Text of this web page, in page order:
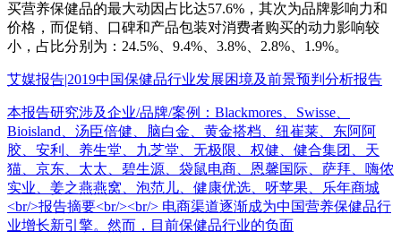
买营养保健品的最大动因占比达57.6%，其次为品牌影响力和
价格，而促销、口碑和产品包装对消费者购买的动力影响较
小，占比分别为：24.5%、9.4%、3.8%、2.8%、1.9%。
艾媒报告|2019中国保健品行业发展困境及前景预判分析报告
本报告研究涉及企业/品牌/案例：Blackmores、Swisse、
Bioisland、汤臣倍健、脑白金、黄金搭档、纽崔莱、东阿阿
胶、安利、养生堂、九芝堂、无极限、权健、健合集团、天
猫、京东、太太、碧生源、袋鼠电商、恩馨国际、萨拜、嗨侬
实业、姜之燕燕窝、泡范儿、健康优选、呀苹果、乐年商城
<br/>报告摘要<br/><br/> 电商渠道逐渐成为中国营养保健品行
业增长新引擎。然而，目前保健品行业的负面